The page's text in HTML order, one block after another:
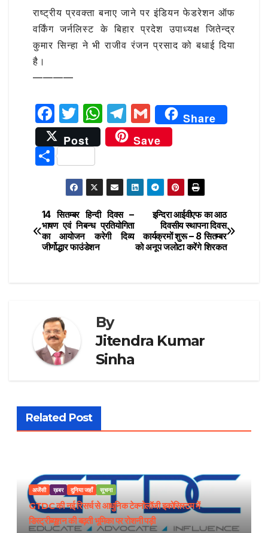
राष्ट्रीय प्रवक्ता बनाए जाने पर इंडियन फेडरेशन ऑफ
वर्किंग जर्नलिस्ट के बिहार प्रदेश उपाध्यक्ष जितेन्द्र
कुमार सिन्हा ने भी राजीव रंजन प्रसाद को बधाई दिया
है।
————
F
a
c
e
b
o
o
k
T
w
it
te
r
W
h
at
A
p
p
T
el
e
ra
m
G
m
ai
Share
Post
Save
S
h
ar
e
Post
navigation
इन्दिरा आईवीएफ का आठ
दिवसीय स्थापना दिवस
कार्यक्रमों शुरू – 8 सितम्बर
को अनूप जलोटा करेंगे शिरकत
14 सितम्बर हिन्दी दिवस –
भाषण एवं निबन्ध प्रतियोगिता
का आयोजन करेगी दिव्य
जीर्णोद्धार फाउंडेशन
By
Jitendra Kumar
Sinha
Related Post
अजेंसी ख़बर दुनिया जहाँ सूचना
GTDC की नई रिसर्च से आधुनिक टेक्नोलॉजी इकोसिस्टम में
डिस्ट्रीब्यूशन की बढ़ती भूमिका पर रोशनी पड़ी